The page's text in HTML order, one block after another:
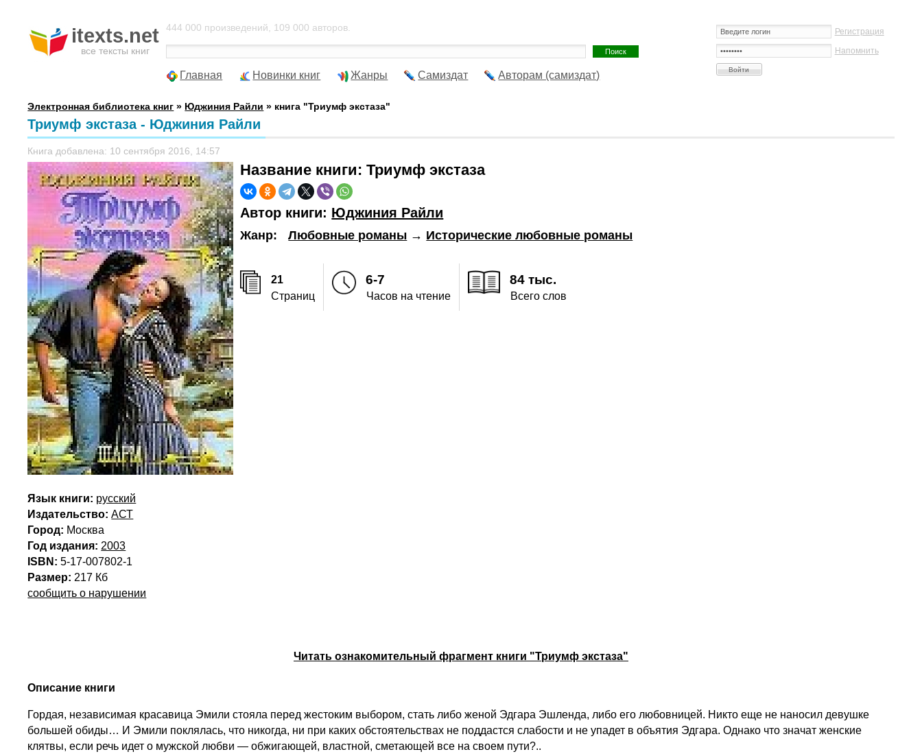
itexts.net
все тексты книг
Регистрация
Напомнить
444 000 произведений, 109 000 авторов.
Главная Новинки книг Жанры Самиздат Авторам (самиздат)
Электронная библиотека книг » Юджиния Райли » книга "Триумф экстаза"
Триумф экстаза - Юджиния Райли
Книга добавлена: 10 сентября 2016, 14:57
Название книги:Триумф экстаза
Автор книги: Юджиния Райли
Жанр: Любовные романы → Исторические любовные романы
21
Страниц
6-7
Часов на чтение
84 тыс.
Всего слов
Язык книги: русский
Издательство: АСТ
Город: Москва
Год издания: 2003
ISBN: 5-17-007802-1
Размер: 217 Кб
сообщить о нарушении
Читать ознакомительный фрагмент книги "Триумф экстаза"
Описание книги
Гордая, независимая красавица Эмили стояла перед жестоким выбором, стать либо женой Эдгара Эшленда, либо его любовницей. Никто еще не наносил девушке
большей обиды… И Эмили поклялась, что никогда, ни при каких обстоятельствах не поддастся слабости и не упадет в объятия Эдгара. Однако что значат женские
клятвы, если речь идет о мужской любви — обжигающей, властной, сметающей все на своем пути?..